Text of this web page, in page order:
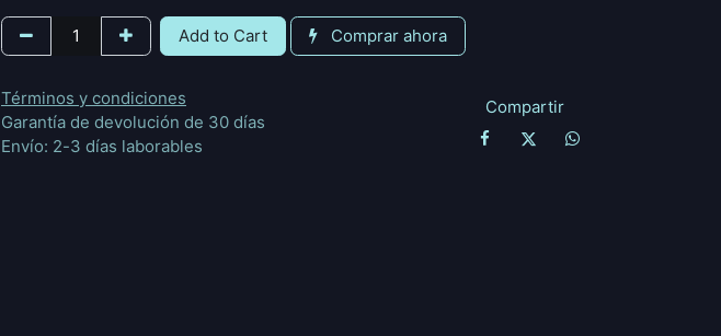
Add to Cart Comprar ahora
Términos y condiciones
Garantía de devolución de 30 días
Envío: 2-3 días laborables
Compartir